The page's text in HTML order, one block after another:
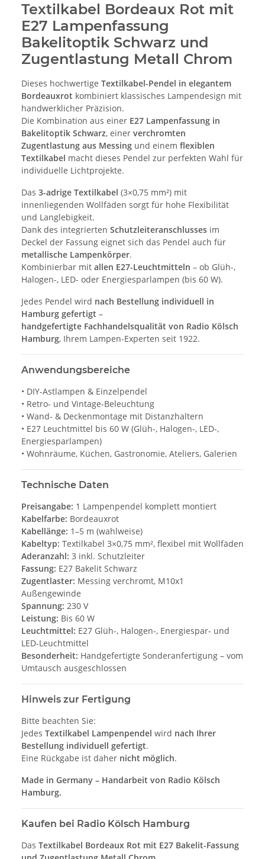
Textilkabel Bordeaux Rot mit
E27 Lampenfassung
Bakelitoptik Schwarz und
Zugentlastung Metall Chrom
Dieses hochwertige Textilkabel-Pendel in elegantem
Bordeauxrot kombiniert klassisches Lampendesign mit
handwerklicher Präzision.
Die Kombination aus einer E27 Lampenfassung in
Bakelitoptik Schwarz, einer verchromten
Zugentlastung aus Messing und einem flexiblen
Textilkabel macht dieses Pendel zur perfekten Wahl für
individuelle Lichtprojekte.
Das 3-adrige Textilkabel (3×0,75 mm²) mit
innenliegenden Wollfäden sorgt für hohe Flexibilität
und Langlebigkeit.
Dank des integrierten Schutzleiteranschlusses im
Deckel der Fassung eignet sich das Pendel auch für
metallische Lampenkörper.
Kombinierbar mit allen E27-Leuchtmitteln – ob Glüh-,
Halogen-, LED- oder Energiesparlampen (bis 60 W).
Jedes Pendel wird nach Bestellung individuell in
Hamburg gefertigt –
handgefertigte Fachhandelsqualität von Radio Kölsch
Hamburg, Ihrem Lampen-Experten seit 1922.
Anwendungsbereiche
• DIY-Astlampen & Einzelpendel
• Retro- und Vintage-Beleuchtung
• Wand- & Deckenmontage mit Distanzhaltern
• E27 Leuchtmittel bis 60 W (Glüh-, Halogen-, LED-,
Energiesparlampen)
• Wohnräume, Küchen, Gastronomie, Ateliers, Galerien
Technische Daten
Preisangabe: 1 Lampenpendel komplett montiert
Kabelfarbe: Bordeauxrot
Kabellänge: 1–5 m (wahlweise)
Kabeltyp: Textilkabel 3×0,75 mm², flexibel mit Wollfäden
Aderanzahl: 3 inkl. Schutzleiter
Fassung: E27 Bakelit Schwarz
Zugentlaster: Messing verchromt, M10x1
Außengewinde
Spannung: 230 V
Leistung: Bis 60 W
Leuchtmittel: E27 Glüh-, Halogen-, Energiespar- und
LED-Leuchtmittel
Besonderheit: Handgefertigte Sonderanfertigung – vom
Umtausch ausgeschlossen
Hinweis zur Fertigung
Bitte beachten Sie:
Jedes Textilkabel Lampenpendel wird nach Ihrer
Bestellung individuell gefertigt.
Eine Rückgabe ist daher nicht möglich.
Made in Germany – Handarbeit von Radio Kölsch
Hamburg.
Kaufen bei Radio Kölsch Hamburg
Das Textilkabel Bordeaux Rot mit E27 Bakelit-Fassung